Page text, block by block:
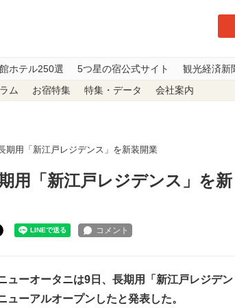
ホテル250選 5つ星の宿公式サイト 観光経済新
ム お宿特集 特集・データ 会社案内
期用「新江戸レジデンス」を新装開業
用「新江戸レジデンス」を新
ューオータニは9日、長期用「新江戸レジデン
ューアルオープンしたと発表した。